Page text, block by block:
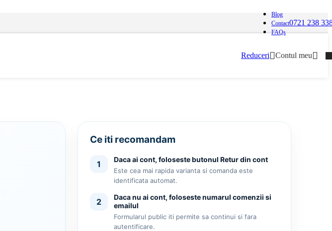
Blog
Contact
FAQs
0721 238
Reduceri Contul meu
Ce iti recomandam
1 Daca ai cont, foloseste butonul Retur din cont
Este cea mai rapida varianta si comanda este
identificata automat.
2
Daca nu ai cont, foloseste numarul comenzii si
emailul
Formularul public iti permite sa continui si fara
autentificare.